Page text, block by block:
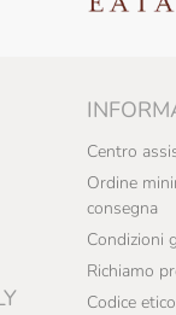
Centro
Ordine
consegna
Condizioni
Richiamo
Codice etico